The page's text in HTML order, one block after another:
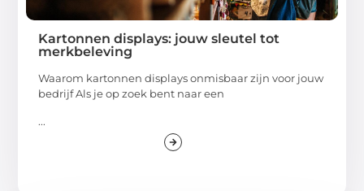
Kartonnen displays: jouw sleutel tot
merkbeleving
Waarom kartonnen displays onmisbaar zijn voor jouw
bedrijf Als je op zoek bent naar een
...